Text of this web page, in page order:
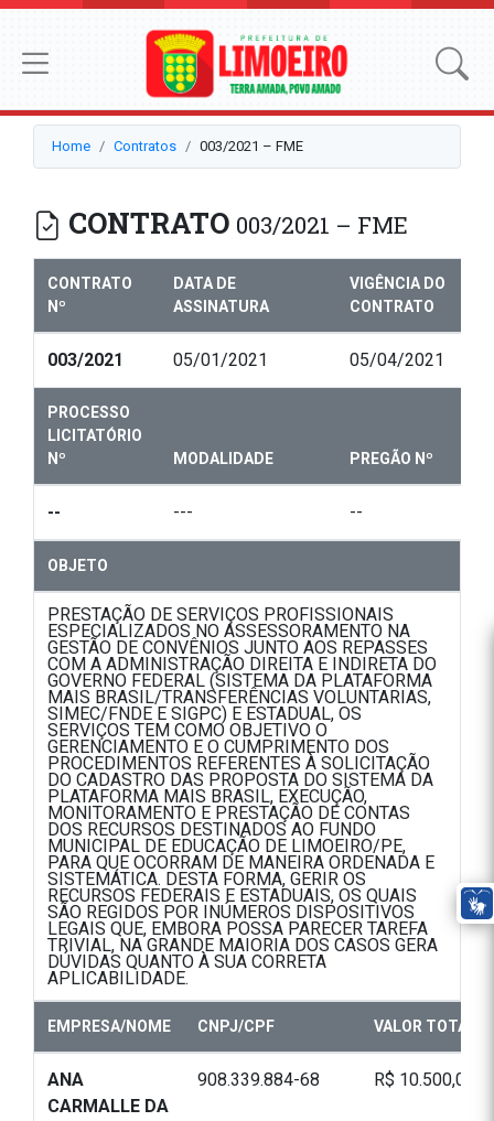
Home Contratos 003/2021 – FME
CONTRATO 003/2021 – FME
CONTRATO
Nº
DATA DE
ASSINATURA
VIGÊNCIA DO
CONTRATO
003/2021 05/01/2021 05/04/2021
PROCESSO
LICITATÓRIO
Nº
MODALIDADE PREGÃO Nº
-- --- --
OBJETO
PRESTAÇÃO DE SERVIÇOS PROFISSIONAIS
ESPECIALIZADOS NO ASSESSORAMENTO NA
GESTÃO DE CONVÊNIOS JUNTO AOS REPASSES
COM A ADMINISTRAÇÃO DIREITA E INDIRETA DO
GOVERNO FEDERAL (SISTEMA DA PLATAFORMA
MAIS BRASIL/TRANSFERÊNCIAS VOLUNTARIAS,
SIMEC/FNDE E SIGPC) E ESTADUAL, OS
SERVIÇOS TEM COMO OBJETIVO O
GERENCIAMENTO E O CUMPRIMENTO DOS
PROCEDIMENTOS REFERENTES À SOLICITAÇÃO
DO CADASTRO DAS PROPOSTA DO SISTEMA DA
PLATAFORMA MAIS BRASIL, EXECUÇÃO,
MONITORAMENTO E PRESTAÇÃO DE CONTAS
DOS RECURSOS DESTINADOS AO FUNDO
MUNICIPAL DE EDUCAÇÃO DE LIMOEIRO/PE,
PARA QUE OCORRAM DE MANEIRA ORDENADA E
SISTEMÁTICA. DESTA FORMA, GERIR OS
RECURSOS FEDERAIS E ESTADUAIS, OS QUAIS
SÃO REGIDOS POR INÚMEROS DISPOSITIVOS
LEGAIS QUE, EMBORA POSSA PARECER TAREFA
TRIVIAL, NA GRANDE MAIORIA DOS CASOS GERA
DÚVIDAS QUANTO À SUA CORRETA
APLICABILIDADE.
EMPRESA/NOME CNPJ/CPF VALOR TOTAL
ANA
CARMALLE DA
908.339.884-68 R$ 10.500,00